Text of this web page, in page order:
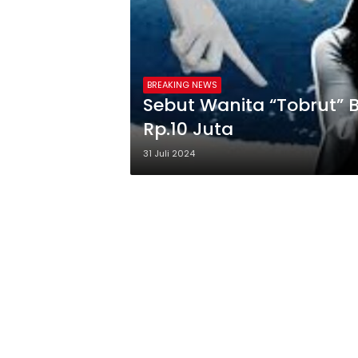
BREAKING NEWS
Sebut Wanita “Tobrut”
Rp.10 Juta
31 Juli 2024